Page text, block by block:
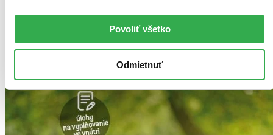
Povoliť všetko
Odmietnuť